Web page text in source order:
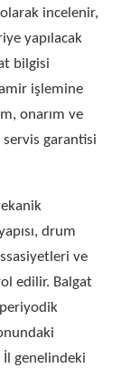
incelenir,
yapılacak
bilgisi
işlemine
onarım ve
garantisi
drum
ve
edilir. Balgat
İl genelindeki